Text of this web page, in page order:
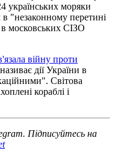
українських моряки
в "незаконному перетині
московських СІЗО
війну проти
дії України в
Світова
кораблі і
Підписуйтесь на